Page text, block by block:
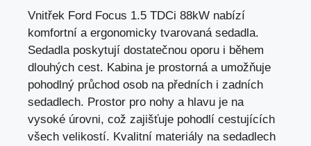
Vnitřek Ford Focus 1.5 TDCi 88kW nabízí
komfortní a ergonomicky tvarovaná sedadla.
Sedadla poskytují dostatečnou oporu i během
dlouhých cest. Kabina je prostorná a umožňuje
pohodlný průchod osob na předních i zadních
sedadlech. Prostor pro nohy a hlavu je na
vysoké úrovni, což zajišťuje pohodlí cestujících
všech velikostí. Kvalitní materiály na sedadlech